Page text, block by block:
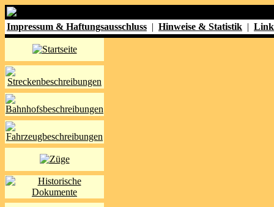
Impressum & Haftungsausschluss | Hinweise & Statistik |